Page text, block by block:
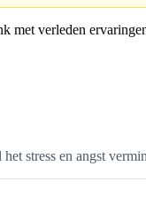
met verleden
stress en angst